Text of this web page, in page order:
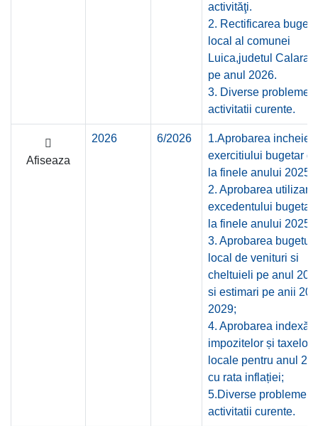
activităţi.
2. Rectificarea
local al comunei
Luica,judetul Calarasi
pe anul 2026.
3. Diverse probleme
activitatii curente.
Afiseaza
2026 6/2026
1.Aprobarea
exercitiului bugetar
la finele anului 2025;
2. Aprobarea utilizarii
excedentului bugetar
la finele anului 2025;
3. Aprobarea
local de venituri si
cheltuieli pe anul
si estimari pe anii
2029;
4. Aprobarea indexării
impozitelor și taxelor
locale pentru anul
cu rata inflației;
5.Diverse probleme
activitatii curente.